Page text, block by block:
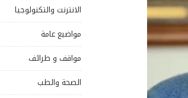
الانترنت والتكنولوجيا
مواضيع عامة
مواقف و طرائف
الصحة والطب